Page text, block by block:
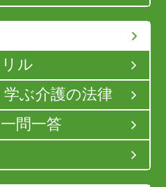
ル
ぶ介護の法律
問一答